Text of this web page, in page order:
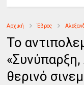
Αρχική Έβρος
Το
θερινό